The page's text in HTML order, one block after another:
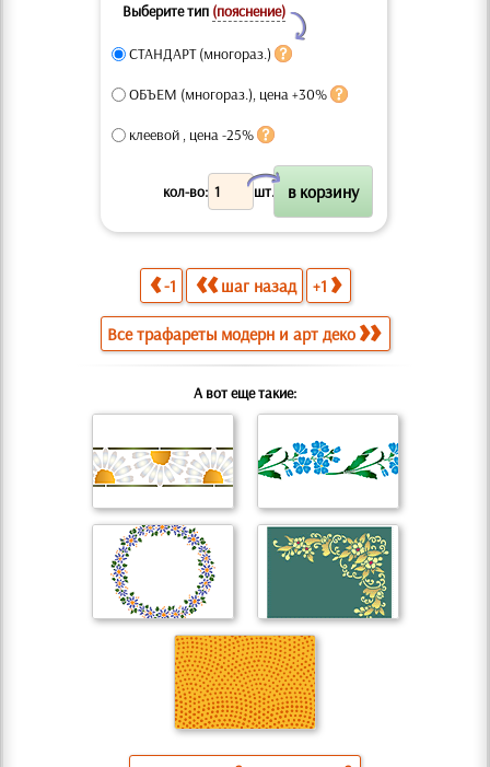
Выберите тип (пояснение)
Y
СТАНДАРТ (многораз.)
ОБЪЕМ (многораз.), цена +30%
клеевой , цена -25%
кол-во: шт.
X
-1 шаг назад +1
Все трафареты модерн и арт деко
А вот еще такие: